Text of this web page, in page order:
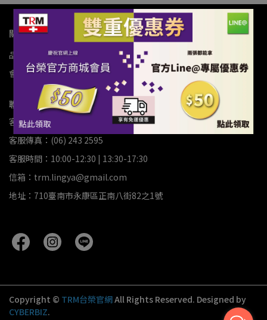
關於我們
品牌故事 我的會員 常見問答/FAQ 退換貨須知
隱私權政策
會員服務條款
聯絡資訊
客服專線：(06) 243-6599
客服傳真：(06) 243 2595
客服時間：10:00-12:30 | 13:30-17:30
信箱：trm.lingya@gmail.com
地址：710臺南市永康區正南八街82之1號
Copyright © TRM台榮官網All Rights Reserved. Designed by
CYBERBIZ.